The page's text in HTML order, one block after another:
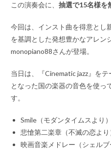
この演奏会に、抽選で15名様を
今回は、インスト曲を得意とし
を基調とした発想豊かなアレン
monopiano88さんが登場。
当日は、『Cinematic jazz』を
となった国の楽器の音色を使っ
す。
Smile（モダンタイムスより）
悲愴第二楽章（不滅の恋より
映画音楽メドレー（シェル